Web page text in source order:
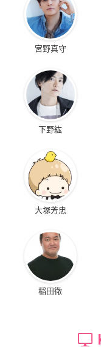
宮野真守
下野紘
大塚芳忠
稲田徹